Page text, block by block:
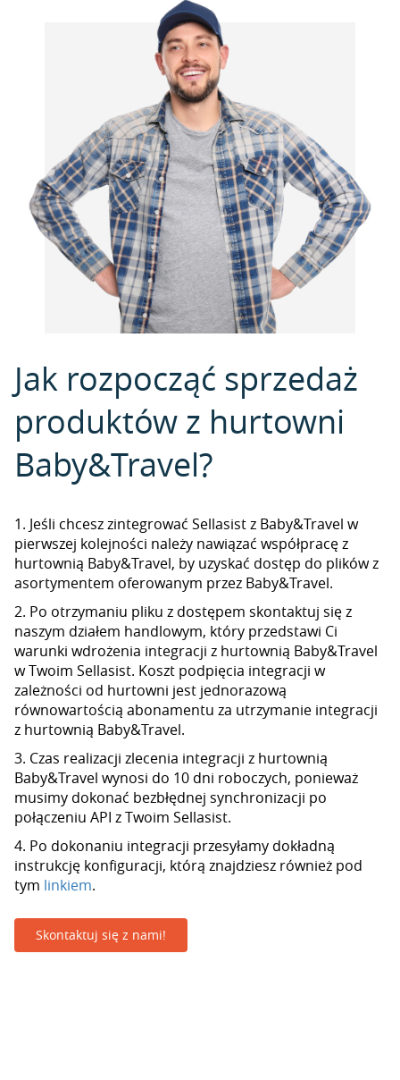
Jak rozpocząć sprzedaż
produktów z hurtowni
Baby&Travel?
1. Jeśli chcesz zintegrować Sellasist z Baby&Travel w
pierwszej kolejności należy nawiązać współpracę z
hurtownią Baby&Travel, by uzyskać dostęp do plików z
asortymentem oferowanym przez Baby&Travel.
2. Po otrzymaniu pliku z dostępem skontaktuj się z
naszym działem handlowym, który przedstawi Ci
warunki wdrożenia integracji z hurtownią Baby&Travel
w Twoim Sellasist. Koszt podpięcia integracji w
zależności od hurtowni jest jednorazową
równowartością abonamentu za utrzymanie integracji
z hurtownią Baby&Travel.
3. Czas realizacji zlecenia integracji z hurtownią
Baby&Travel wynosi do 10 dni roboczych, ponieważ
musimy dokonać bezbłędnej synchronizacji po
połączeniu API z Twoim Sellasist.
4. Po dokonaniu integracji przesyłamy dokładną
instrukcję konfiguracji, którą znajdziesz również pod
tym linkiem.
Skontaktuj się z nami!